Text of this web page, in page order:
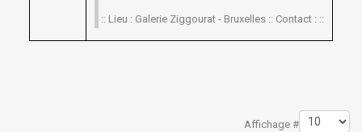
:: Lieu : Galerie Ziggourat - Bruxelles :: Contact : ::
Affichage #